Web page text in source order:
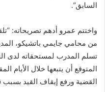
السابق”.
واختتم عمرو أدهم تصريحاته:
من محامي جايمي باتشيكو،
تسلم المدرب لمستحقاته لدى
المتوقع أن يتبعها خلال الأيام
القضية ورفع إيقاف القيد بسبب